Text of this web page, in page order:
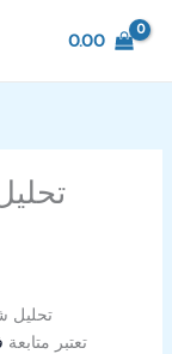
0.00
تحليل
تعتبر متابعة